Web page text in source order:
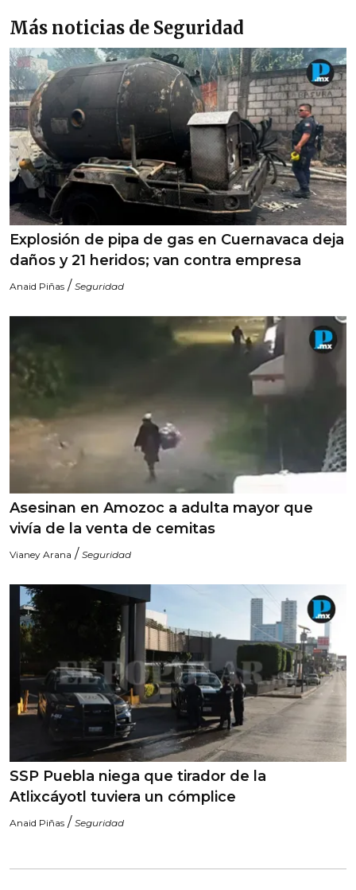
Más noticias de Seguridad
Explosión de pipa de gas en Cuernavaca deja
daños y 21 heridos; van contra empresa
Anaid Piñas / Seguridad
Asesinan en Amozoc a adulta mayor que
vivía de la venta de cemitas
Vianey Arana / Seguridad
SSP Puebla niega que tirador de la
Atlixcáyotl tuviera un cómplice
Anaid Piñas / Seguridad